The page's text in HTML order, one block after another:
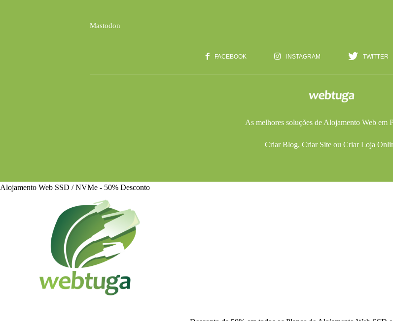
Mastodon
FACEBOOK INSTAGRAM TWITTER
As melhores soluções de Alojamento Webem
Criar Blog, Criar Siteou Criar Loja
Alojamento Web SSD / NVMe - 50% Desconto